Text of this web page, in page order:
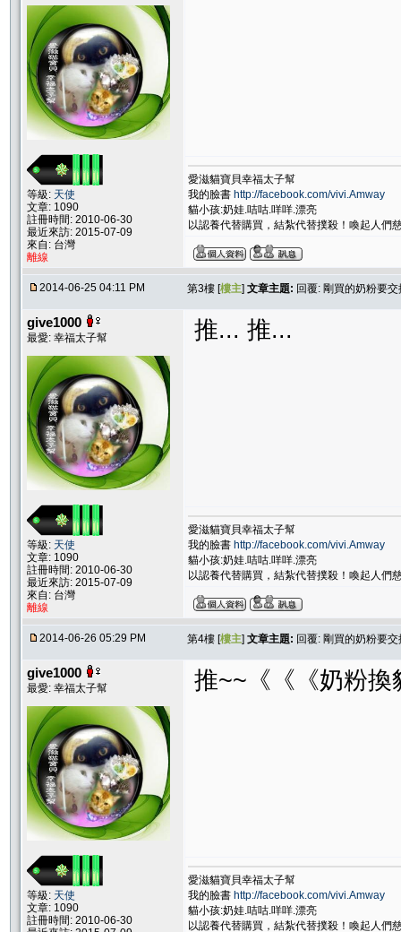
等級: 天使
文章: 1090
註冊時間: 2010-06-30
最近來訪: 2015-07-09
來自: 台灣
離線
愛滋貓寶貝幸福太子幫
我的臉書 http://facebook.com/vivi.Amway
貓小孩:奶娃.咭咕.咩咩.漂亮
以認養代替購買，結紮代替撲殺！喚起人們
2014-06-25 04:11 PM 第3樓 [樓主] 文章主題: 回覆: 剛買的奶粉要
give1000
最愛: 幸福太子幫
等級: 天使
文章: 1090
註冊時間: 2010-06-30
最近來訪: 2015-07-09
來自: 台灣
離線
推... 推...
愛滋貓寶貝幸福太子幫
我的臉書 http://facebook.com/vivi.Amway
貓小孩:奶娃.咭咕.咩咩.漂亮
以認養代替購買，結紮代替撲殺！喚起人們
2014-06-26 05:29 PM 第4樓 [樓主] 文章主題: 回覆: 剛買的奶粉要
give1000
最愛: 幸福太子幫
等級: 天使
文章: 1090
註冊時間: 2010-06-30
推~~《《《奶粉換
愛滋貓寶貝幸福太子幫
我的臉書 http://facebook.com/vivi.Amway
貓小孩:奶娃.咭咕.咩咩.漂亮
以認養代替購買，結紮代替撲殺！喚起人們